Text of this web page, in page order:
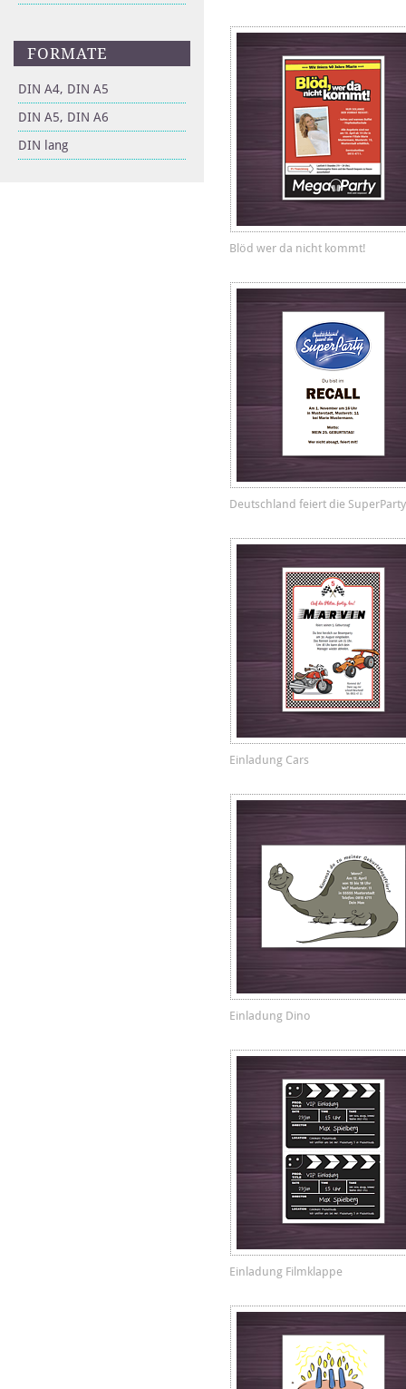
FORMATE
DIN A4, DIN A5
DIN A5, DIN A6
DIN lang
Blöd wer da nicht kommt!
Deutschland feiert die SuperParty
Einladung Cars
Einladung Dino
Einladung Filmklappe